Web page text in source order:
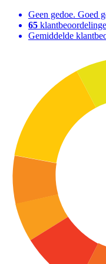
Geen gedoe. Goed
65
Gemiddelde